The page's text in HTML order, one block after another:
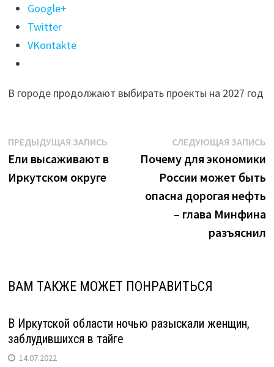
"В
Иркутске
парк
им.
коммуны
в
голосовании
по
Google+
Twitter
VKontakte
В городе продолжают выбирать проекты на 2027 год
Навигация
по
записям
ПРЕДЫДУЩАЯ ЗАПИСЬПредыдущая
запись:
Ели высаживают в
Иркутском округе
СЛЕДУЮЩАЯ ЗАПИСЬ
Почему для экономики
России может быть
опасна дорогая нефть
– глава Минфина
разъяснил
ВАМ ТАКЖЕ МОЖЕТ ПОНРАВИТЬСЯ
В Иркутской области ночью разыскали женщин,
заблудившихся в тайге
14.07.2022